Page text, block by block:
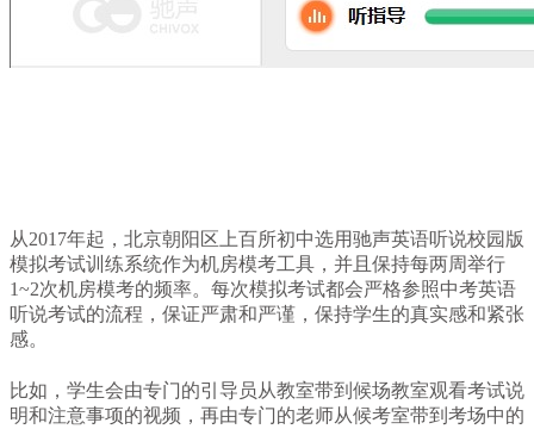
从2017年起，北京朝阳区上百所初中选用驰声英语听说校园版
模拟考试训练系统作为机房模考工具，并且保持每两周举行
1~2次机房模考的频率。每次模拟考试都会严格参照中考英语
听说考试的流程，保证严肃和严谨，保持学生的真实感和紧张
感。
比如，学生会由专门的引导员从教室带到候场教室观看考试说
明和注意事项的视频，再由专门的老师从候考室带到考场中的